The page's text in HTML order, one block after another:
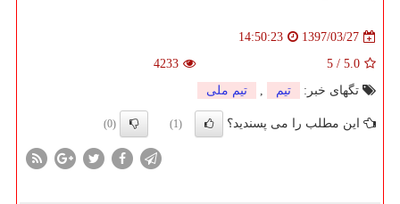
1397/03/27
14:50:23
5.0
/
5
4233
تگهای خبر:
تیم , تیم ملی
این مطلب را می پسندید؟ (1)
(0)